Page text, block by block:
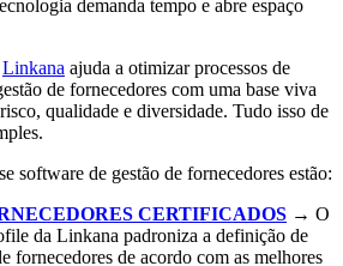
demanda tempo e abre espaço
Linkana ajuda a otimizar processos de
de fornecedores com uma base viva
qualidade e diversidade. Tudo isso de
software de gestão de fornecedores estão:
CERTIFICADOS → O
da Linkana padroniza a definição de
fornecedores de acordo com as melhores